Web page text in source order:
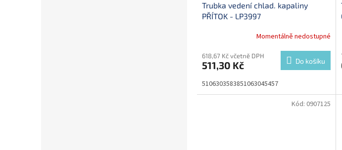
Trubka vedení chlad. kapaliny
PŘÍTOK - LP3997
Momentálně nedostupné
618,67 Kč včetně DPH
511,30 Kč Do košíku
5106303583851063045457
Kód: 0907125